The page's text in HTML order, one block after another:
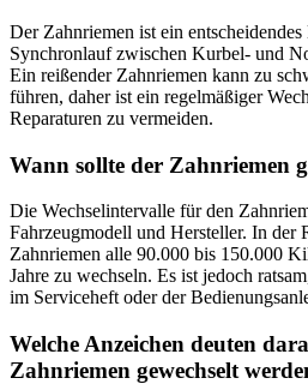
Der Zahnriemen ist ein
Synchronlauf zwischen Kurbel- und
Ein reißender Zahnriemen kann zu
führen, daher ist ein regelmäßiger
Reparaturen zu vermeiden.
Wann sollte der Zahnriemen
Die Wechselintervalle für den
Fahrzeugmodell und Hersteller. In der
Zahnriemen alle 90.000 bis 150.000
Jahre zu wechseln. Es ist jedoch
im Serviceheft oder der
Welche Anzeichen deuten
Zahnriemen gewechselt